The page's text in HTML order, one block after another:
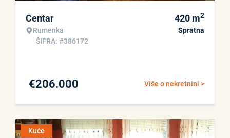
Centar
Rumenka
ŠIFRA: #386172
420 m2
Spratna
Više o nekretnini >
€206.000
Kuće